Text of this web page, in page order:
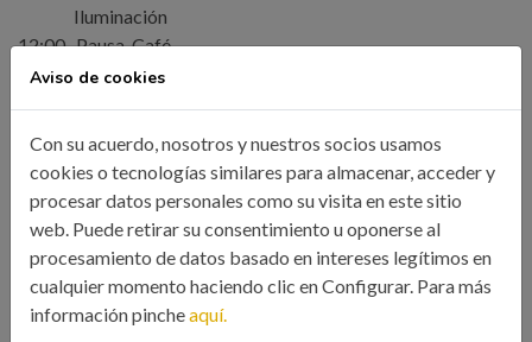
Iluminación
12:00 Pausa. Café.
12:30
“Sostenibilidade, seguridade, eficiencia e economía no
13:20
“Modelo ESE. A experiencia de Alcorcón”. Fernando
Flores Aguilar-Amat. Grupo ETRA.
14:10 Final sesión mañá.
16:30
“Boas praxes para garantir e maximizar a eficiencia das
instalacións de alumeado”. Anna Urbiztondo e Antonio
Santamaría. ARELSA. Armarios Eléctricos, S.A.
17:20 “Sistema de Telecontrol de Alumeado como plataforma de
Aviso de cookies
Con su acuerdo, nosotros y nuestros socios usamos
cookies o tecnologías similares para almacenar, acceder y
procesar datos personales como su visita en este sitio
web. Puede retirar su consentimiento u oponerse al
procesamiento de datos basado en intereses legítimos en
cualquier momento haciendo clic en Configurar. Para más
información pincheaquí.